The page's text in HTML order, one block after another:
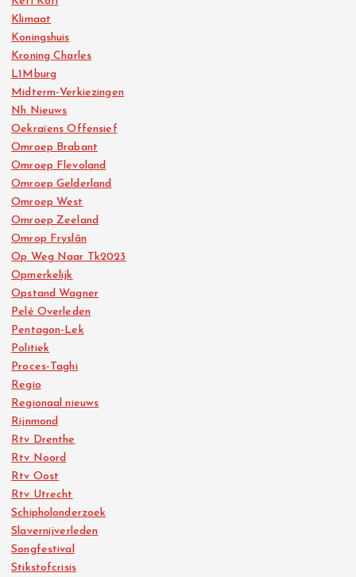
Klimaat
Koningshuis
Kroning Charles
L1Mburg
Midterm-Verkiezingen
Nh Nieuws
Oekraïens Offensief
Omroep Brabant
Omroep Flevoland
Omroep Gelderland
Omroep West
Omroep Zeeland
Omrop Fryslân
Op Weg Naar Tk2023
Opmerkelijk
Opstand Wagner
Pelé Overleden
Pentagon-Lek
Politiek
Proces-Taghi
Regio
Regionaal nieuws
Rijnmond
Rtv Drenthe
Rtv Noord
Rtv Oost
Rtv Utrecht
Schipholonderzoek
Slavernijverleden
Songfestival
Stikstofcrisis